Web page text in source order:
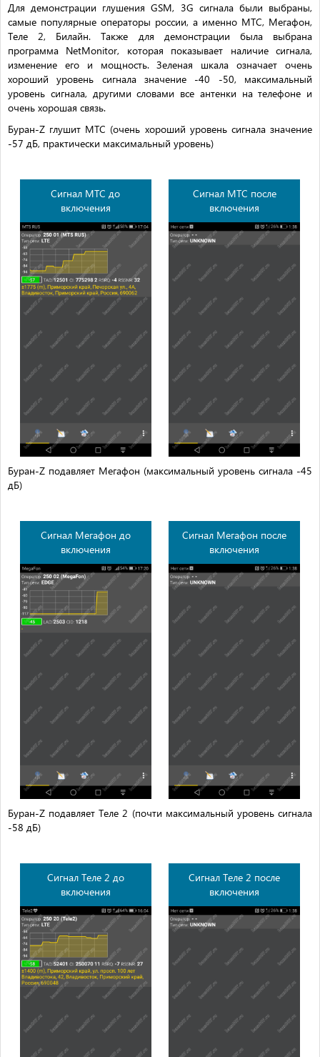
Для демонстрации глушения GSM, 3G сигнала были выбраны,
самые популярные операторы россии, а именно МТС, Мегафон,
Теле 2, Билайн. Также для демонстрации была выбрана
программа NetMonitor, которая показывает наличие сигнала,
изменение его и мощность. Зеленая шкала означает очень
хороший уровень сигнала значение -40 -50, максимальный
уровень сигнала, другими словами все антенки на телефоне и
очень хорошая связь.
Буран-Z глушит МТС (очень хороший уровень сигнала значение
-57 дБ, практически максимальный уровень)
Сигнал МТС до
включения
Сигнал МТС после
включения
Буран-Z подавляет Мегафон (максимальный уровень сигнала -45
дБ)
Сигнал Мегафон до
включения
Сигнал Мегафон после
включения
Буран-Z подавляет Теле 2 (почти максимальный уровень сигнала
-58 дБ)
Сигнал Теле 2 до
включения
Сигнал Теле 2 после
включения